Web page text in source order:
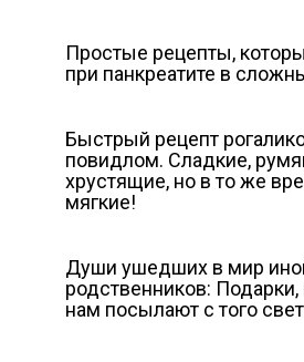
Простые рецепты,
при панкреатите в
Быстрый рецепт
повидлом. Сладкие,
хрустящие, но в то же
мягкие!
Души ушедших в мир
родственников:
нам посылают с того